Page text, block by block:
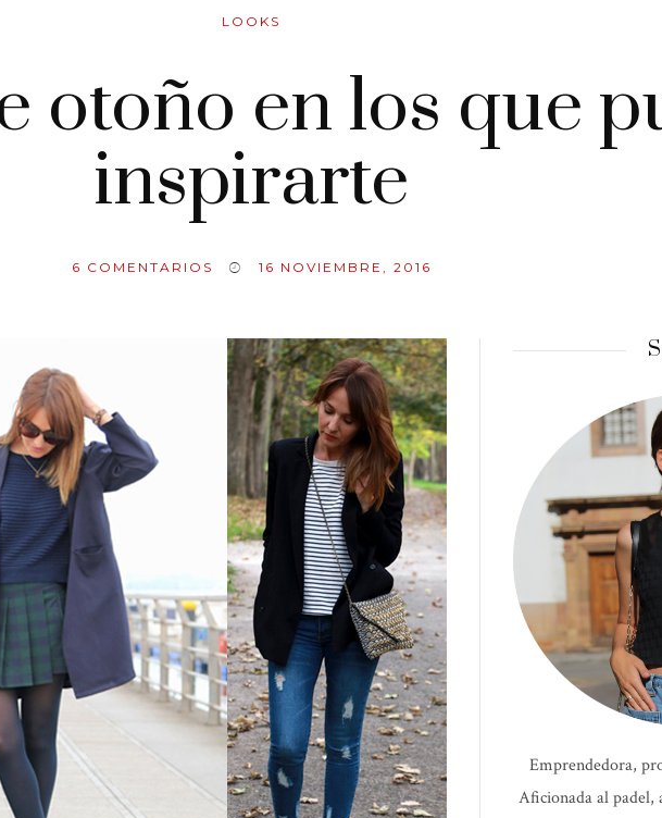
LOOKS
otoño en los que
inspirarte
6 COMENTARIOS 16 NOVIEMBRE, 2016
Emprendedora,
Aficionada al padel,